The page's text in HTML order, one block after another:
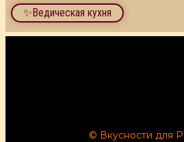
✨Ведическая кухня
© Вкусности для